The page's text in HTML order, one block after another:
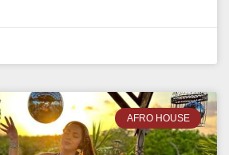
AFRO HOUSE